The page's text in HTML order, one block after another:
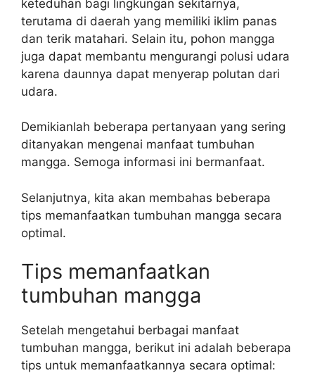
keteduhan bagi lingkungan sekitarnya,
terutama di daerah yang memiliki iklim panas
dan terik matahari. Selain itu, pohon mangga
juga dapat membantu mengurangi polusi udara
karena daunnya dapat menyerap polutan dari
udara.
Demikianlah beberapa pertanyaan yang sering
ditanyakan mengenai manfaat tumbuhan
mangga. Semoga informasi ini bermanfaat.
Selanjutnya, kita akan membahas beberapa
tips memanfaatkan tumbuhan mangga secara
optimal.
Tips memanfaatkan
tumbuhan mangga
Setelah mengetahui berbagai manfaat
tumbuhan mangga, berikut ini adalah beberapa
tips untuk memanfaatkannya secara optimal: